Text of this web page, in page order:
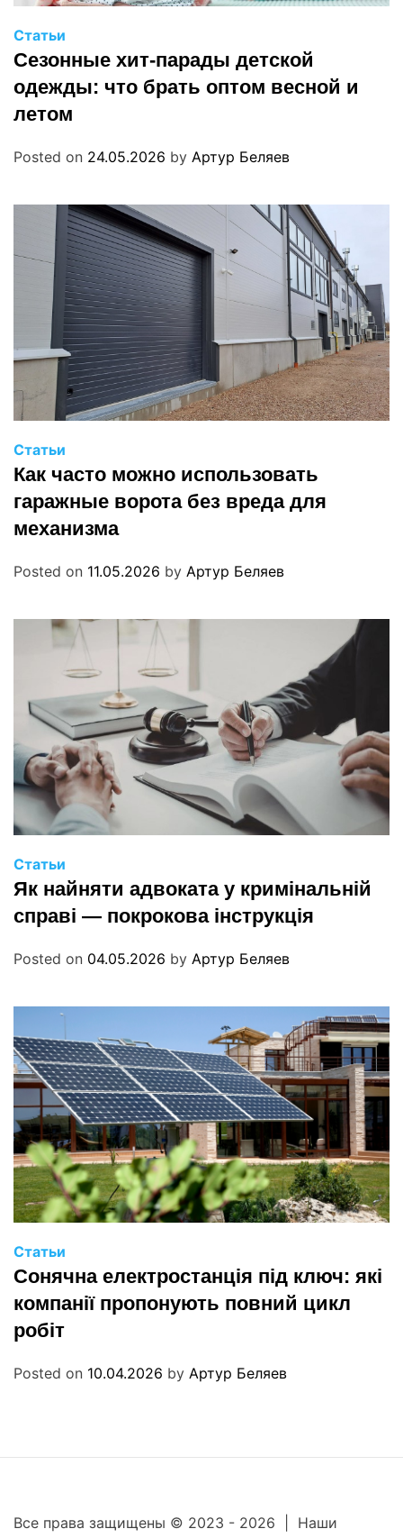
Статьи
Сезонные хит-парады детской
одежды: что брать оптом весной и
летом
Posted on 24.05.2026 by Артур Беляев
Статьи
Как часто можно использовать
гаражные ворота без вреда для
механизма
Posted on 11.05.2026 by Артур Беляев
Статьи
Як найняти адвоката у кримінальній
справі — покрокова інструкція
Posted on 04.05.2026 by Артур Беляев
Статьи
Сонячна електростанція під ключ: які
компанії пропонують повний цикл
робіт
Posted on 10.04.2026 by Артур Беляев
Все права защищены © 2023 - 2026 | Наши